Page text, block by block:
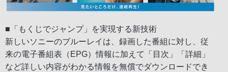
■「もくじでジャンプ」を実現する新技術
新しいソニーのブルーレイは、録画した番組に対し、従
来の電子番組表（EPG）情報に加えて「目次」「詳細」
など詳しい内容がわかる情報を無償でダウンロードでき